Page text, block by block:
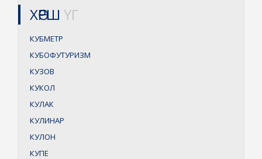
ХӨРШ ҮГ
КУБМЕТР
КУБОФУТУРИЗМ
КУЗОВ
КУКОЛ
КУЛАК
КУЛИНАР
КУЛОН
КУПЕ